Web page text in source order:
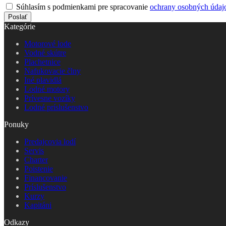
Súhlasím s podmienkami pre spracovanie ochrany osobných
Poslať
Kategórie
Motorové lode
Vodné skútre
Plachetnice
Nafukovacie člny
Iné plavidlá
Lodné motory
Prívesne vozíky
Lodné príslušenstvo
Ponuky
Predajcovia lodí
Servis
Charter
Poistenie
Financovanie
Príslušenstvo
Kurzy
Kapitáni
Odkazy